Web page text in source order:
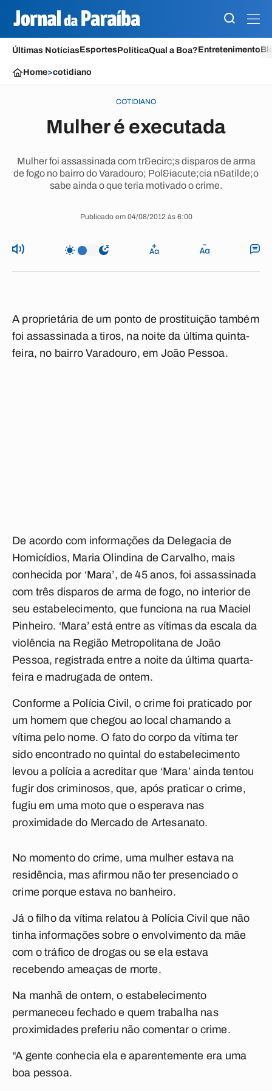
Últimas NotíciasEsportesPolíticaQual a Boa?Entretenimento
Home>cotidiano
COTIDIANO
Mulher é executada
Mulher foi assassinada com tr&ecirc;s disparos de arma
de fogo no bairro do Varadouro; Pol&iacute;cia n&atilde;o
sabe ainda o que teria motivado o crime.
Publicado em 04/08/2012 às 6:00
A proprietária de um ponto de prostituição também
foi assassinada a tiros, na noite da última quinta-
feira, no bairro Varadouro, em João Pessoa.
De acordo com informações da Delegacia de
Homicídios, Maria Olindina de Carvalho, mais
conhecida por ‘Mara’, de 45 anos, foi assassinada
com três disparos de arma de fogo, no interior de
seu estabelecimento, que funciona na rua Maciel
Pinheiro. ‘Mara’ está entre as vítimas da escala da
violência na Região Metropolitana de João
Pessoa, registrada entre a noite da última quarta-
feira e madrugada de ontem.
Conforme a Polícia Civil, o crime foi praticado por
um homem que chegou ao local chamando a
vítima pelo nome. O fato do corpo da vítima ter
sido encontrado no quintal do estabelecimento
levou a polícia a acreditar que ‘Mara’ ainda tentou
fugir dos criminosos, que, após praticar o crime,
fugiu em uma moto que o esperava nas
proximidade do Mercado de Artesanato.
No momento do crime, uma mulher estava na
residência, mas afirmou não ter presenciado o
crime porque estava no banheiro.
Já o filho da vítima relatou à Polícia Civil que não
tinha informações sobre o envolvimento da mãe
com o tráfico de drogas ou se ela estava
recebendo ameaças de morte.
Na manhã de ontem, o estabelecimento
permaneceu fechado e quem trabalha nas
proximidades preferiu não comentar o crime.
“A gente conhecia ela e aparentemente era uma
boa pessoa.